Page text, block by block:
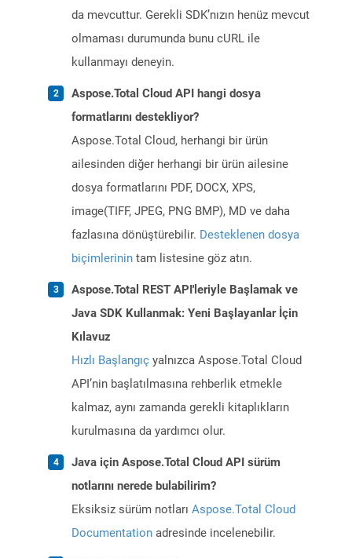
da mevcuttur. Gerekli SDK’nızın henüz mevcut
olmaması durumunda bunu cURL ile
kullanmayı deneyin.
Aspose.Total Cloud API hangi dosya
formatlarını destekliyor?
Aspose.Total Cloud, herhangi bir ürün
ailesinden diğer herhangi bir ürün ailesine
dosya formatlarını PDF, DOCX, XPS,
image(TIFF, JPEG, PNG BMP), MD ve daha
fazlasına dönüştürebilir. Desteklenen dosya
biçimlerinin tam listesine göz atın.
Aspose.Total REST API'leriyle Başlamak ve
Java SDK Kullanmak: Yeni Başlayanlar İçin
Kılavuz
Hızlı Başlangıç yalnızca Aspose.Total Cloud
API’nin başlatılmasına rehberlik etmekle
kalmaz, aynı zamanda gerekli kitaplıkların
kurulmasına da yardımcı olur.
Java için Aspose.Total Cloud API sürüm
notlarını nerede bulabilirim?
Eksiksiz sürüm notları Aspose.Total Cloud
Documentation adresinde incelenebilir.